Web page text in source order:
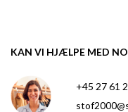
KAN VI HJÆLPE MED
+45 27 61